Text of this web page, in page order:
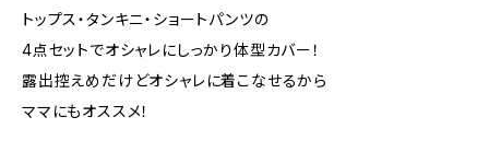
トップス・タンキニ・ショートパンツの
4点セットでオシャレにしっかり体型カバー！
露出控えめだけどオシャレに着こなせるから
ママにもオススメ！